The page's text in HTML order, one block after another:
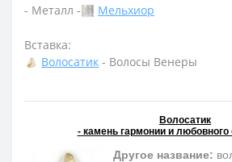
- Металл - Мельхиор
Вставка:
Волосатик - Волосы Венеры
Волосатик
- камень гармонии и любовного
Другое название: